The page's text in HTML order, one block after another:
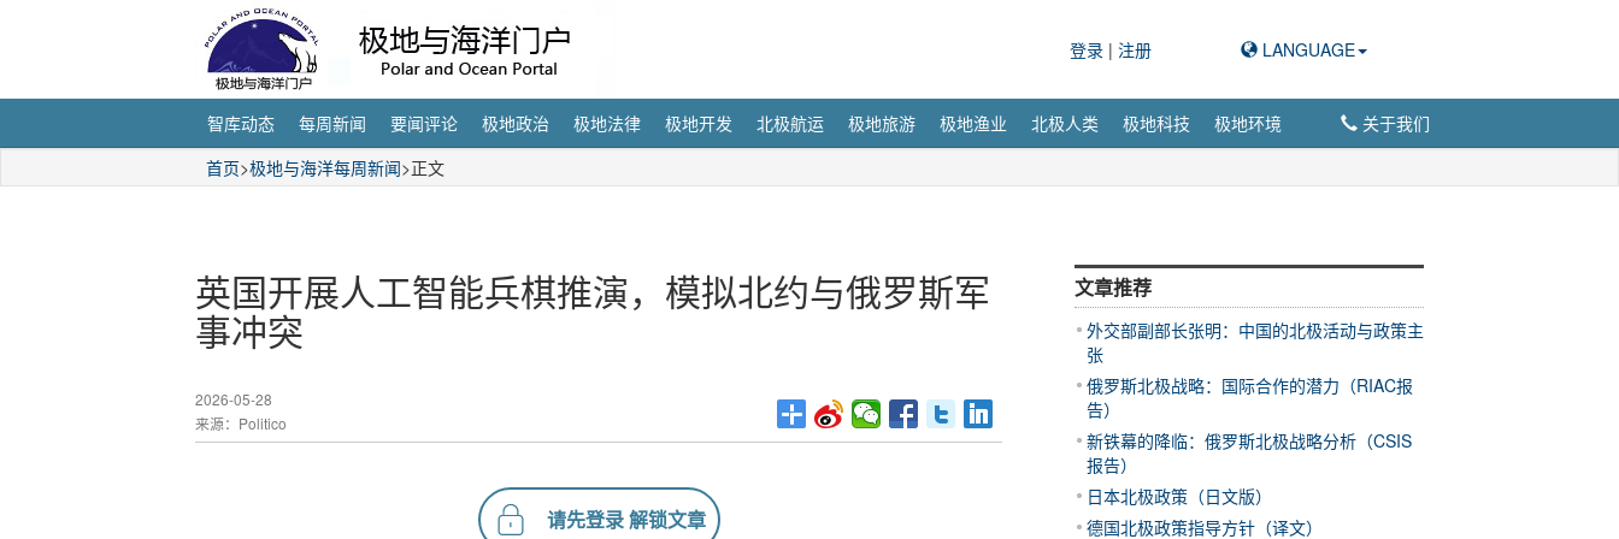
登录 | 注册 LANGUAGE
智库动态 每周新闻 要闻评论 极地政治 极地法律 极地开发 北极航运 极地旅游 极地渔业 北极人类 极地科技 极地环境
关于我们
首页>极地与海洋每周新闻>正文
英国开展人工智能兵棋推演，模拟北约与俄罗斯军
事冲突
2026-05-28
来源：Politico
请先登录 解锁文章
文章推荐
外交部副部长张明：中国的北极活动与政策主
张
俄罗斯北极战略：国际合作的潜力（RIAC报
告）
新铁幕的降临：俄罗斯北极战略分析（CSIS
报告）
日本北极政策（日文版）
德国北极政策指导方针（译文）